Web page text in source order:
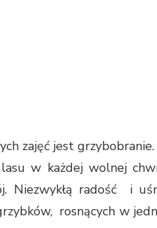
zajęć jest
w każdej wolnej
Niezwykłą radość i
rosnących w